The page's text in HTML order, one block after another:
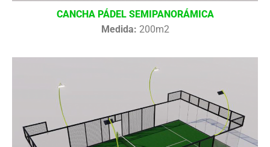
CANCHA PÁDEL SEMIPANORÁMICA
Medida: 200m2